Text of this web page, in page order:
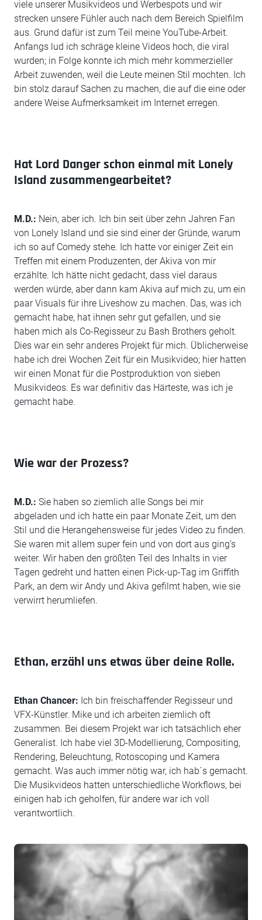
viele unserer Musikvideos und Werbespots und wir
strecken unsere Fühler auch nach dem Bereich Spielfilm
aus. Grund dafür ist zum Teil meine YouTube-Arbeit.
Anfangs lud ich schräge kleine Videos hoch, die viral
wurden; in Folge konnte ich mich mehr kommerzieller
Arbeit zuwenden, weil die Leute meinen Stil mochten. Ich
bin stolz darauf Sachen zu machen, die auf die eine oder
andere Weise Aufmerksamkeit im Internet erregen.
Hat Lord Danger schon einmal mit Lonely
Island zusammengearbeitet?
M.D.: Nein, aber ich. Ich bin seit über zehn Jahren Fan
von Lonely Island und sie sind einer der Gründe, warum
ich so auf Comedy stehe. Ich hatte vor einiger Zeit ein
Treffen mit einem Produzenten, der Akiva von mir
erzählte. Ich hätte nicht gedacht, dass viel daraus
werden würde, aber dann kam Akiva auf mich zu, um ein
paar Visuals für ihre Liveshow zu machen. Das, was ich
gemacht habe, hat ihnen sehr gut gefallen, und sie
haben mich als Co-Regisseur zu Bash Brothers geholt.
Dies war ein sehr anderes Projekt für mich. Üblicherweise
habe ich drei Wochen Zeit für ein Musikvideo; hier hatten
wir einen Monat für die Postproduktion von sieben
Musikvideos. Es war definitiv das Härteste, was ich je
gemacht habe.
Wie war der Prozess?
M.D.: Sie haben so ziemlich alle Songs bei mir
abgeladen und ich hatte ein paar Monate Zeit, um den
Stil und die Herangehensweise für jedes Video zu finden.
Sie waren mit allem super fein und von dort aus ging’s
weiter. Wir haben den größten Teil des Inhalts in vier
Tagen gedreht und hatten einen Pick-up-Tag im Griffith
Park, an dem wir Andy und Akiva gefilmt haben, wie sie
verwirrt herumliefen.
Ethan, erzähl uns etwas über deine Rolle.
Ethan Chancer: Ich bin freischaffender Regisseur und
VFX-Künstler. Mike und ich arbeiten ziemlich oft
zusammen. Bei diesem Projekt war ich tatsächlich eher
Generalist. Ich habe viel 3D-Modellierung, Compositing,
Rendering, Beleuchtung, Rotoscoping und Kamera
gemacht. Was auch immer nötig war, ich hab´s gemacht.
Die Musikvideos hatten unterschiedliche Workflows, bei
einigen hab ich geholfen, für andere war ich voll
verantwortlich.